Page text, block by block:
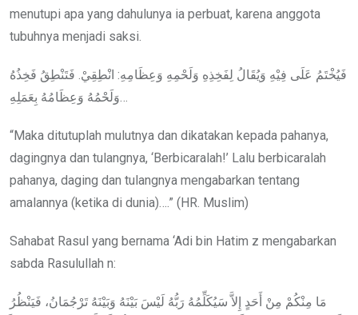
menutupi apa yang dahulunya ia perbuat, karena anggota
tubuhnya menjadi saksi.
فَيُخْتَمُ عَلَى فِيْهِ وَيُقَالُ لِفَخِذِهِ وَلَحْمِهِ وَعِظَامِهِ: انْطِقِيْ. فَتَنْطِقُ فَخِذُهُ
“Maka ditutuplah mulutnya dan dikatakan kepada pahanya,
dagingnya dan tulangnya, ‘Berbicaralah!’ Lalu berbicaralah
pahanya, daging dan tulangnya mengabarkan tentang
amalannya (ketika di dunia)….” (HR. Muslim)
Sahabat Rasul yang bernama ‘Adi bin Hatim z mengabarkan
sabda Rasulullah n:
مَا مِنْكُمْ مِنْ أَحَدٍ إِلاَّ سَيُكَلِّمُهُ رَبُّهُ لَيْسَ بَيْنَهُ وَبَيْنَهُ تَرْجُمَانُ، فَيَنْظُرُ